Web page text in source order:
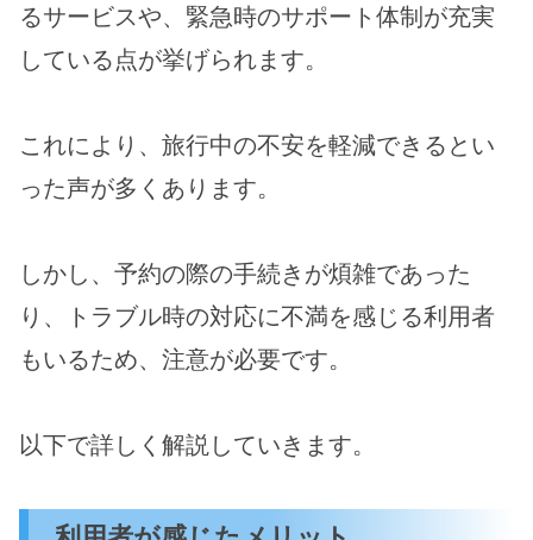
るサービスや、緊急時のサポート体制が充実
している点が挙げられます。
これにより、旅行中の不安を軽減できるとい
った声が多くあります。
しかし、予約の際の手続きが煩雑であった
り、トラブル時の対応に不満を感じる利用者
もいるため、注意が必要です。
以下で詳しく解説していきます。